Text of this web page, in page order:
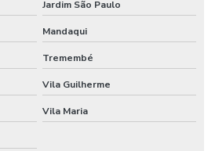
campinas
campinas e região
campinas sp
Jardim São Paulo
Mandaqui
Tremembé
Vila Guilherme
Vila Maria